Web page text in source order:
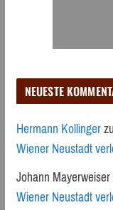
NEUESTE
Hermann Kollingerzu
Wiener Neustadt
Johann Mayerweiser
Wiener Neustadt